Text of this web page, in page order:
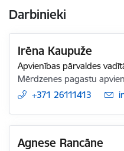
Darbinieki
Irēna Kaupuže
Apvienības pārvaldes
Mērdzenes pagastu
+371 26111413
Agnese Rancāne